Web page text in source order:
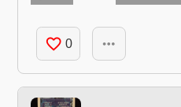
favorite_border 0 more_horiz